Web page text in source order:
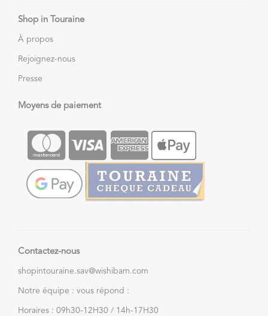
Shop in Touraine
À propos
Rejoignez-nous
Presse
Moyens de paiement
Contactez-nous
shopintouraine.sav@wishibam.com
Notre équipe : vous répond :
Horaires : 09h30-12H30 / 14h-17H30